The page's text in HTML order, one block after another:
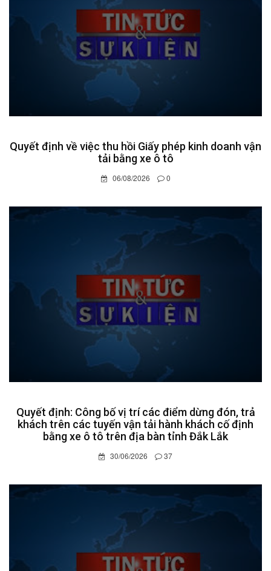
Quyết định về việc thu hồi Giấy phép kinh doanh vận
tải bằng xe ô tô
06/08/2026 0
Quyết định: Công bố vị trí các điểm dừng đón, trả
khách trên các tuyến vận tải hành khách cố định
bằng xe ô tô trên địa bàn tỉnh Đắk Lắk
30/06/2026 37